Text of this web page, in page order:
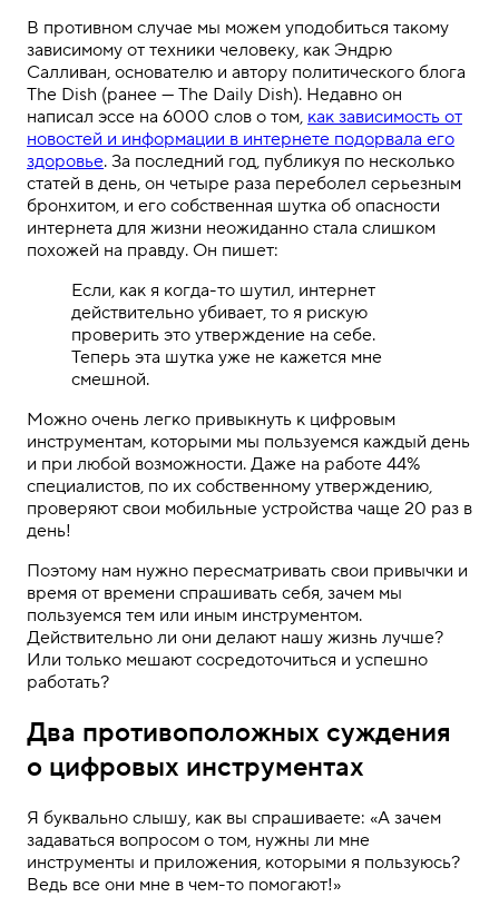
В противном случае мы можем уподобиться такому
зависимому от техники человеку, как Эндрю
Салливан, основателю и автору политического блога
The Dish (ранее — The Daily Dish). Недавно он
написал эссе на 6000 слов о том, как зависимость от
новостей и информации в интернете подорвала его
здоровье. За последний год, публикуя по несколько
статей в день, он четыре раза переболел серьезным
бронхитом, и его собственная шутка об опасности
интернета для жизни неожиданно стала слишком
похожей на правду. Он пишет:
Если, как я когда-то шутил, интернет
действительно убивает, то я рискую
проверить это утверждение на себе.
Теперь эта шутка уже не кажется мне
смешной.
Можно очень легко привыкнуть к цифровым
инструментам, которыми мы пользуемся каждый день
и при любой возможности. Даже на работе 44%
специалистов, по их собственному утверждению,
проверяют свои мобильные устройства чаще 20 раз в
день!
Поэтому нам нужно пересматривать свои привычки и
время от времени спрашивать себя, зачем мы
пользуемся тем или иным инструментом.
Действительно ли они делают нашу жизнь лучше?
Или только мешают сосредоточиться и успешно
работать?
Два противоположных суждения
о цифровых инструментах
Я буквально слышу, как вы спрашиваете: «А зачем
задаваться вопросом о том, нужны ли мне
инструменты и приложения, которыми я пользуюсь?
Ведь все они мне в чем-то помогают!»